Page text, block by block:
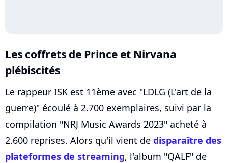
Les coffrets de Prince et Nirvana
plébiscités
Le rappeur ISK est 11ème avec "LDLG (L'art de la
guerre)" écoulé à 2.700 exemplaires, suivi par la
compilation "NRJ Music Awards 2023" acheté à
2.600 reprises. Alors qu'il vient de disparaître des
plateformes de streaming, l'album "QALF" de